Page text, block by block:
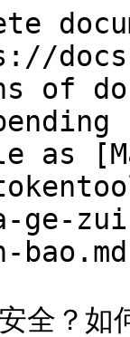
of
as
ge-
全？如